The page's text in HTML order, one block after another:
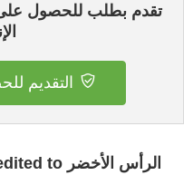
تقدم بطلب للحصول على
التقديم
الرأس الأخضر Mission accredited to في Dakar